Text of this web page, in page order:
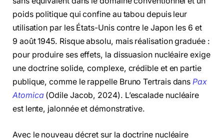
poids politique qui confine au tabou depuis leur
utilisation par les États-Unis contre le Japon les 6 et
9 août 1945. Risque absolu, mais réalisation graduée :
pour produire ses effets, la dissuasion nucléaire exige
une doctrine solide, complexe, crédible et en partie
publique, comme le rappelle Bruno Tertrais dansPax
Atomica(Odile Jacob, 2024). L’escalade nucléaire
est lente, jalonnée et démonstrative.
Avec le nouveau décret sur la doctrine nucléaire